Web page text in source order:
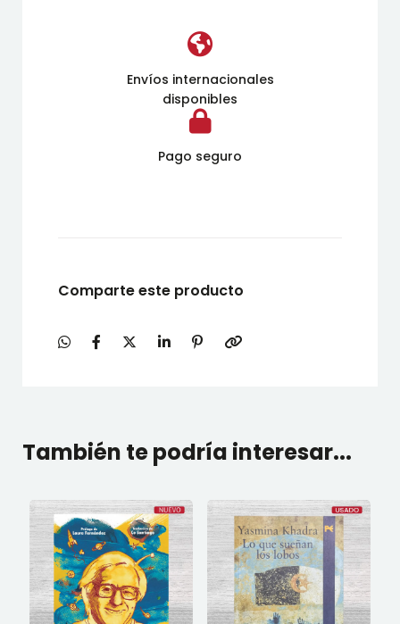
Envíos internacionales
disponibles
Pago seguro
Comparte este producto
También te podría interesar...